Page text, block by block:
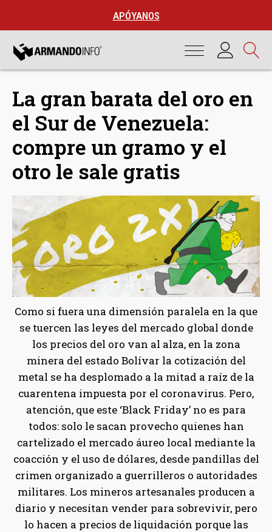
APÓYANOS
La gran barata del oro en
el Sur de Venezuela:
compre un gramo y el
otro le sale gratis
Como si fuera una dimensión paralela en la que
se tuercen las leyes del mercado global donde
los precios del oro van al alza, en la zona
minera del estado Bolívar la cotización del
metal se ha desplomado a la mitad a raíz de la
cuarentena impuesta por el coronavirus. Pero,
atención, que este ‘Black Friday’ no es para
todos: solo le sacan provecho quienes han
cartelizado el mercado áureo local mediante la
coacción y el uso de dólares, desde pandillas del
crimen organizado a guerrilleros o autoridades
militares. Los mineros artesanales producen a
diario y necesitan vender para sobrevivir, pero
lo hacen a precios de liquidación porque las